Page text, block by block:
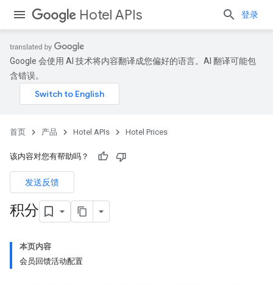
Hotel APIs 登录
Google 会使用 AI 技术将内容翻译成您偏好的语言。AI 翻译可能包
含错误。
首页 产品 Hotel APIs Hotel Prices
该内容对您有帮助吗？
发送反馈
积分
本页内容
会员回馈活动配置